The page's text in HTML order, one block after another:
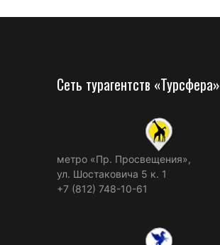
Сеть турагентств «Турсфера»
метро «Пр. Просвещения»,
ул. Шостаковича 5 к. 1
+7 (812) 748-10-61